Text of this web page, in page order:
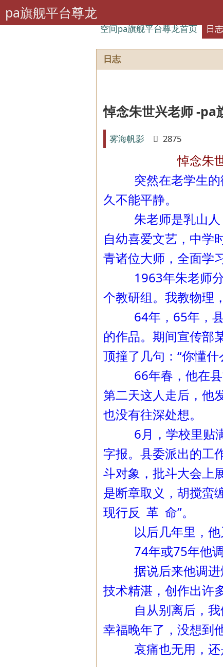
pa旗舰平台尊龙
空间pa旗舰平台尊龙首页 日志
日志
悼念朱世兴老师 -pa
雾海帆影 2875
悼念朱世
突然在老学生的微
久不能平静。
朱老师是乳山人，
自幼喜爱文艺，中学
青诸位大师，全面学
1963年朱老师分
个教研组。我教物理
64年，65年，县
的作品。期间宣传部
顶撞了几句：“你懂
66年春，他在县文
第二天这人走后，他
也没有往深处想。
6月，学校里贴满
字报。县委派出的工
斗对象，批斗大会上
是断章取义，胡搅蛮
现行反 革 命”。
以后几年里，他又
74年或75年他调
据说后来他调进烟
技术精湛，创作出许
自从别离后，我们
幸福晚年了，没想到
哀痛也无用，还是